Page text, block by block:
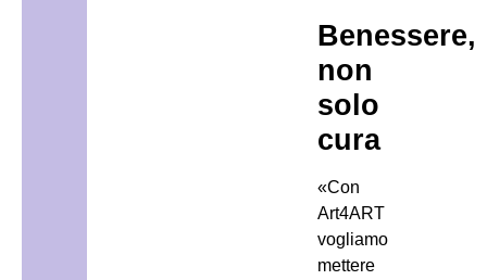
Benessere,
non
solo
cura
«Con
Art4ART
vogliamo
mettere